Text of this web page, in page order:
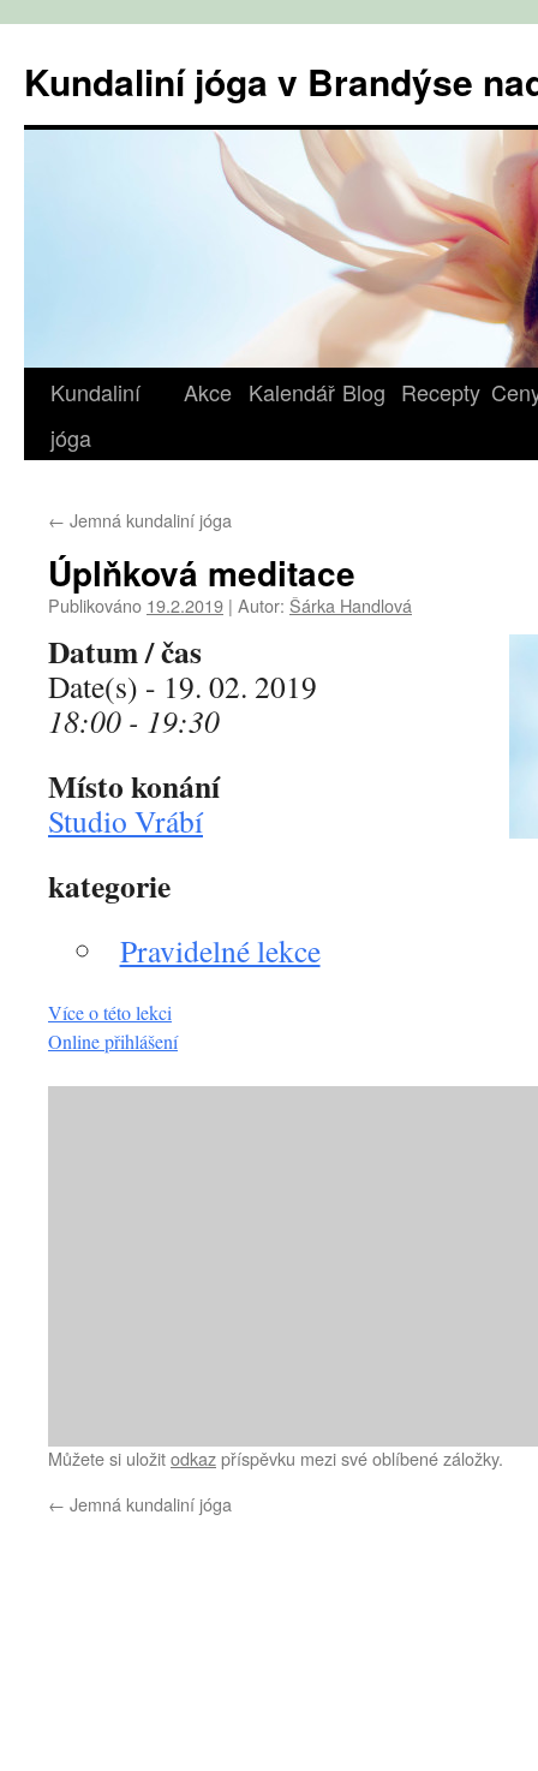
obsahu
webu
Kundaliní jóga v Brandýse
Kundaliní
jóga
Akce Kalendář Blog Recepty
← Jemná kundaliní jóga
Úplňková meditace
Publikováno 19.2.2019 | Autor: Šárka Handlová
Datum / čas
Date(s) - 19. 02. 2019
18:00 - 19:30
Místo konání
Studio Vrábí
kategorie
Pravidelné lekce
Více o této lekci
Online přihlášení
Můžete si uložitodkazpříspěvku mezi své oblíbené záložky.
← Jemná kundaliní jóga